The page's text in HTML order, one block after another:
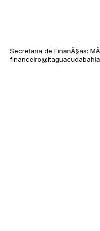
Secretaria de FinanÃ§as: